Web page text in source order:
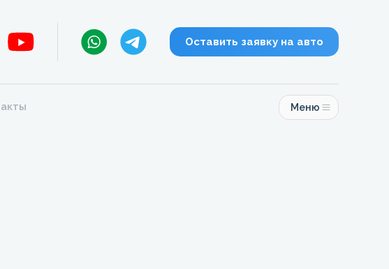
Оставить заявку на авто
Меню